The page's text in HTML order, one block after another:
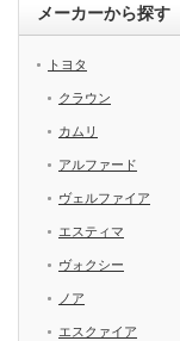
メーカーから探す
トヨタ
クラウン
カムリ
アルファード
ヴェルファイア
エスティマ
ヴォクシー
ノア
エスクァイア